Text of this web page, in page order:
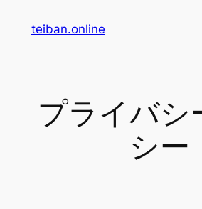
teiban.online
プライバシ
シー